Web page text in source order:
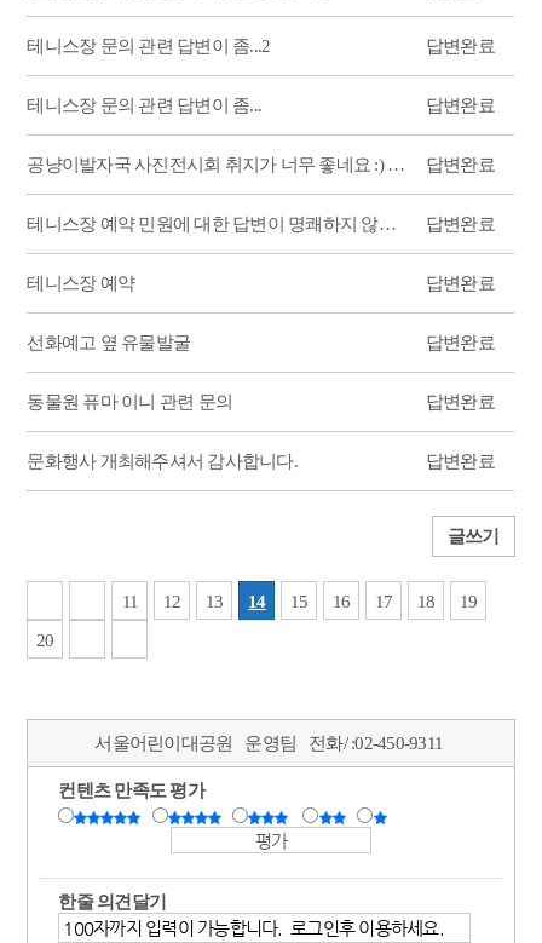
테니스장 문의 관련 답변이 좀...2 답변완료
테니스장 문의 관련 답변이 좀... 답변완료
공냥이발자국 사진전시회 취지가 너무 좋네요 :) 칭찬, 응원 드립니다!？？ 답변완료
테니스장 예약 민원에 대한 답변이 명쾌하지 않습니다. 답변완료
테니스장 예약 답변완료
선화예고 옆 유물발굴 답변완료
동물원 퓨마 이니 관련 문의 답변완료
문화행사 개최해주셔서 감사합니다. 답변완료
글쓰기
11 12 13 14 15 16 17 18
19
20
서울어린이대공원 운영팀 전화/ :02-450-9311
컨텐츠 만족도 평가
한줄 의견달기